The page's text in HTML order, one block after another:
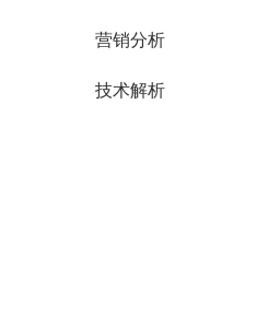
营销分析
技术解析